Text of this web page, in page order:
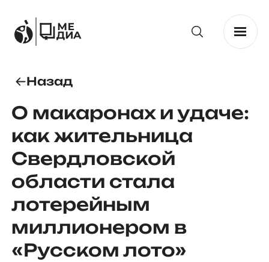
Назад
О макаронах и удаче:
как жительница
Свердловской
области стала
лотерейным
миллионером в
«Русском лото»